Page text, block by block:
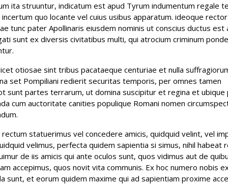
ita struuntur, indicatum est apud Tyrum indumentum regale
quo locante vel cuius usibus apparatum. ideoque rector
tunc pater Apollinaris eiusdem nominis ut conscius ductus est
sunt ex diversis civitatibus multi, qui atrocium criminum
otiosae sint tribus pacataeque centuriae et nulla
set Pompiliani redierit securitas temporis, per omnes tamen
sunt partes terrarum, ut domina suscipitur et regina et ubique
cum auctoritate canities populique Romani nomen
rectum statuerimus vel concedere amicis, quidquid velint, vel
velimus, perfecta quidem sapientia si simus, nihil habeat
de iis amicis qui ante oculos sunt, quos vidimus aut de
accepimus, quos novit vita communis. Ex hoc numero nobis
sunt, et eorum quidem maxime qui ad sapientiam proxime